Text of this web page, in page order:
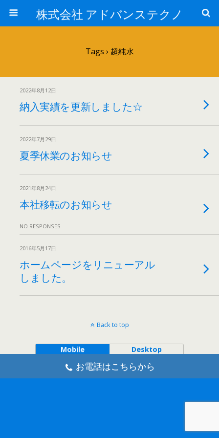
株式会社 アドバンステクノ
Tags › 超純水
2022年8月12日
納入実績を更新しました☆
2022年7月29日
夏季休業のお知らせ
2021年8月24日
本社移転のお知らせ
NO RESPONSES
2016年5月17日
ホームページをリニューアル
しました。
Back to top
Mobile Desktop
お電話はこちらから